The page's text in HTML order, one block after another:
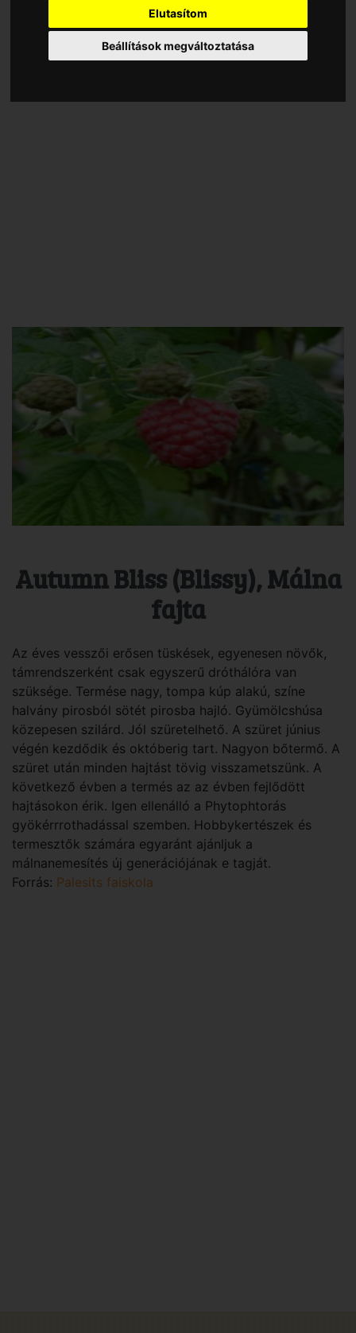
Elutasítom
Beállítások megváltoztatása
Autumn Bliss (Blissy), Málna
fajta
Az éves vesszői erősen tüskések, egyenesen növők,
támrendszerként csak egyszerű dróthálóra van
szüksége. Termése nagy, tompa kúp alakú, színe
halvány pirosból sötét pirosba hajló. Gyümölcshúsa
közepesen szilárd. Jól szüretelhető. A szüret június
végén kezdődik és októberig tart. Nagyon bőtermő. A
szüret után minden hajtást tövig visszametszünk. A
következő évben a termés az az évben fejlődött
hajtásokon érik. Igen ellenálló a Phytophtorás
gyökérrrothadással szemben. Hobbykertészek és
termesztők számára egyaránt ajánljuk a
málnanemesítés új generációjának e tagját.
Forrás: Palesits faiskola